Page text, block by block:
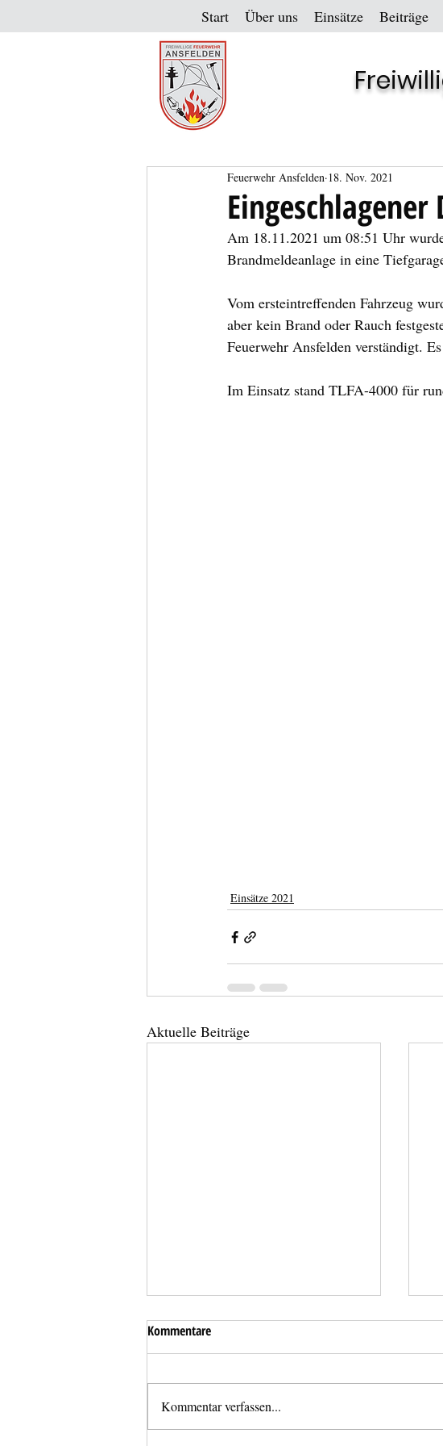
Start Über uns Einsätze Beiträge
Feuerwehr Ansfelden 18. Nov. 2021
Am 18.11.2021 um 08:51 Uhr
Brandmeldeanlage in eine
Vom ersteintreffenden Fahrzeug
aber kein Brand oder Rauch
Feuerwehr Ansfelden verständigt.
Im Einsatz stand TLFA-4000 für
Einsätze 2021
Aktuelle Beiträge
Kommentare
Kommentar verfassen...